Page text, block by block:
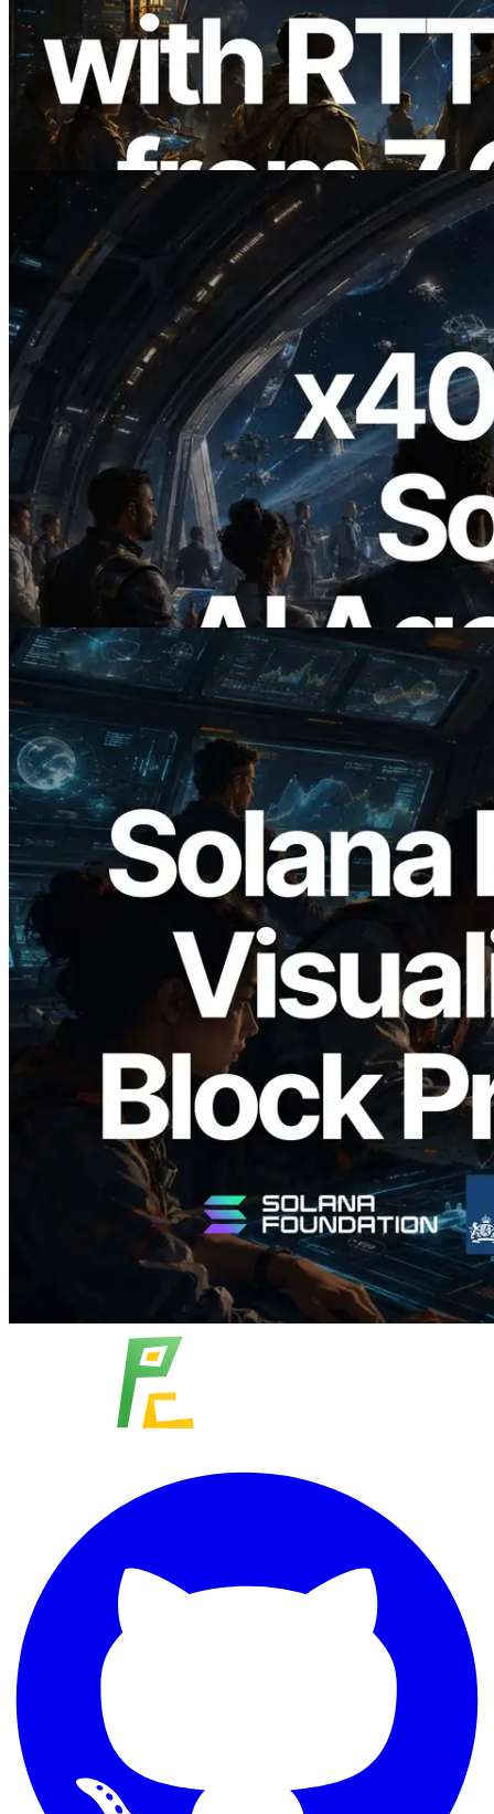
ERPC расширяет Solana Leader Slot
API измерением ping из 7 глобальных
регионов — также запущен Validators
Information API
2026.07.04
ERPC запускает Solana RPC с
поддержкой x402 — Эпоха, в которой
AI-агенты платят за нужные API по
требованию
Читать статью
2026.05.24
Validators Solutions запускает Solana
Block Analyzer — визуализация
времени генерации блоков и
назначенных валидаторов на уровне
слотов
Читать статью